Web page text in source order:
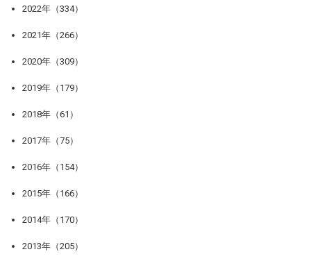
2022年（334）
2021年（266）
2020年（309）
2019年（179）
2018年（61）
2017年（75）
2016年（154）
2015年（166）
2014年（170）
2013年（205）